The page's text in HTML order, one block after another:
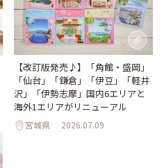
【改訂版発売♪】「角館・盛岡」
「仙台」「鎌倉」「伊豆」「軽井
沢」「伊勢志摩」国内6エリアと
海外1エリアがリニューアル
宮城県 2026.07.09